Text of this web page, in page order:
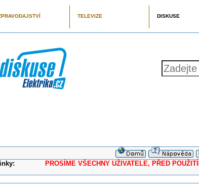
TELEVIZE DISKUSE
PROSÍME VŠECHNY UŽIVATELE, PŘED POUŽITÍM